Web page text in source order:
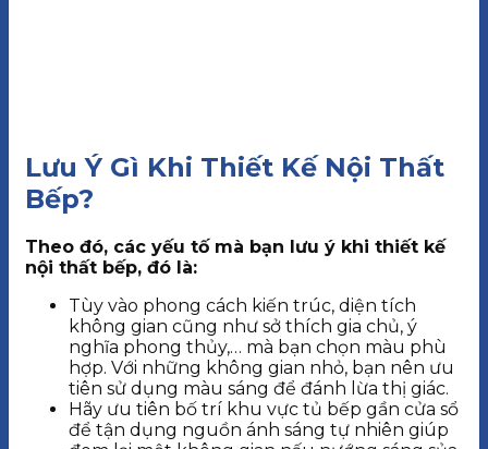
Lưu Ý Gì Khi Thiết Kế Nội Thất
Bếp?
Theo đó, các yếu tố mà bạn lưu ý khi thiết kế
nội thất bếp, đó là:
Tùy vào phong cách kiến trúc, diện tích
không gian cũng như sở thích gia chủ, ý
nghĩa phong thủy,… mà bạn chọn màu phù
hợp. Với những không gian nhỏ, bạn nên ưu
tiên sử dụng màu sáng để đánh lừa thị giác.
Hãy ưu tiên bố trí khu vực tủ bếp gần cửa sổ
để tận dụng nguồn ánh sáng tự nhiên giúp